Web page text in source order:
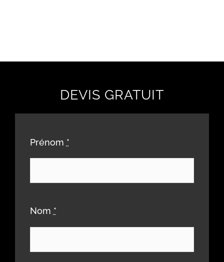
DEVIS GRATUIT
Prénom *
Nom *